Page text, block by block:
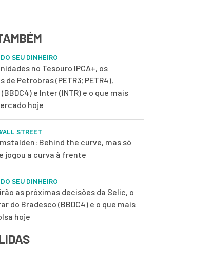
SEU DINHEIRO
no Tesouro IPCA+, os
de Petrobras (PETR3; PETR4),
e Inter (INTR) e o que mais
hoje
STREET
Behind the curve, mas só
jogou a curva à frente
SEU DINHEIRO
as próximas decisões da Selic, o
do Bradesco (BBDC4) e o que mais
hoje